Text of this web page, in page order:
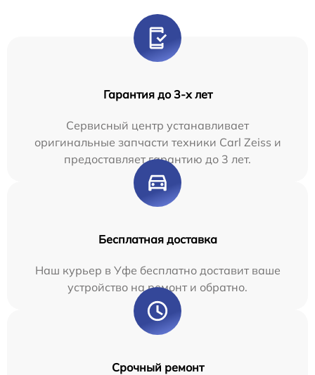
Гарантия до 3-х лет
Сервисный центр устанавливает
оригинальные запчасти техники Carl Zeiss и
предоставляет гарантию до 3 лет.
Бесплатная доставка
Наш курьер в Уфе бесплатно доставит ваше
устройство на ремонт и обратно.
Срочный ремонт